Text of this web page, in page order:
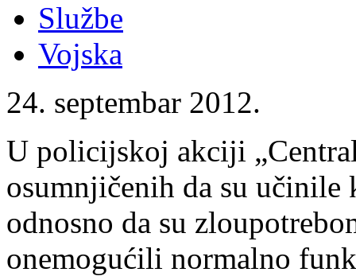
Službe
Vojska
24. septembar 2012.
U policijskoj akciji
osumnjičenih da su učinile
odnosno da su
onemogućili normalno